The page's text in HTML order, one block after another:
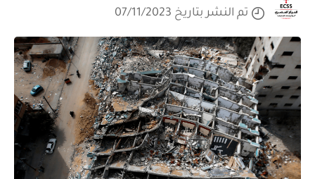
تم النشر بتاريخ 07/11/2023